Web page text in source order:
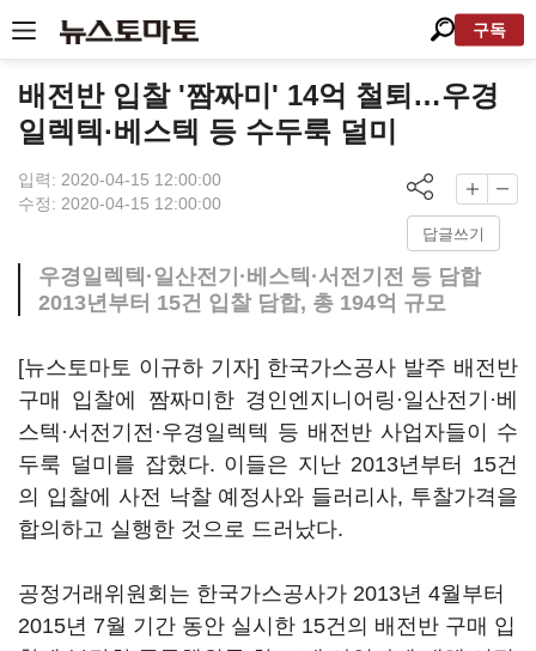
구독
배전반 입찰 '짬짜미' 14억 철퇴…우경
일렉텍·베스텍 등 수두룩 덜미
입력: 2020-04-15 12:00:00
수정: 2020-04-15 12:00:00
답글쓰기
우경일렉텍·일산전기·베스텍·서전기전 등 담합
2013년부터 15건 입찰 담합, 총 194억 규모
[뉴스토마토 이규하 기자] 한국가스공사 발주 배전반
구매 입찰에 짬짜미한 경인엔지니어링·일산전기·베
스텍·서전기전·우경일렉텍 등 배전반 사업자들이 수
두룩 덜미를 잡혔다. 이들은 지난 2013년부터 15건
의 입찰에 사전 낙찰 예정사와 들러리사, 투찰가격을
합의하고 실행한 것으로 드러났다.
공정거래위원회는 한국가스공사가 2013년 4월부터
2015년 7월 기간 동안 실시한 15건의 배전반 구매 입